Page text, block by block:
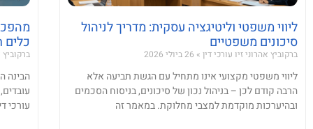
ליווי משפטי וליטיגציה עסקית: מדריך לניהול
סיכונים משפטיים
ברקוביץ אהרוני זיו עורכי דין
ליווי משפטי מקצועי אינו מתחיל עם הגשת תביעה אלא
הרבה קודם לכן – בניהול נכון של סיכונים, בניסוח הסכמים
ובהיערכות מוקדמת למצבי מחלוקת. במאמר זה
כלים
ברקוביץ
הבינה
עורכי